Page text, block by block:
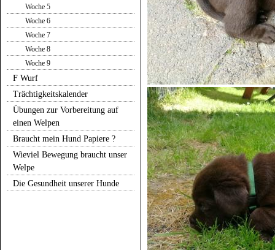
Woche 5
Woche 6
Woche 7
Woche 8
Woche 9
F Wurf
Trächtigkeitskalender
Übungen zur Vorbereitung auf
einen Welpen
Braucht mein Hund Papiere ?
Wieviel Bewegung braucht unser
Welpe
Die Gesundheit unserer Hunde